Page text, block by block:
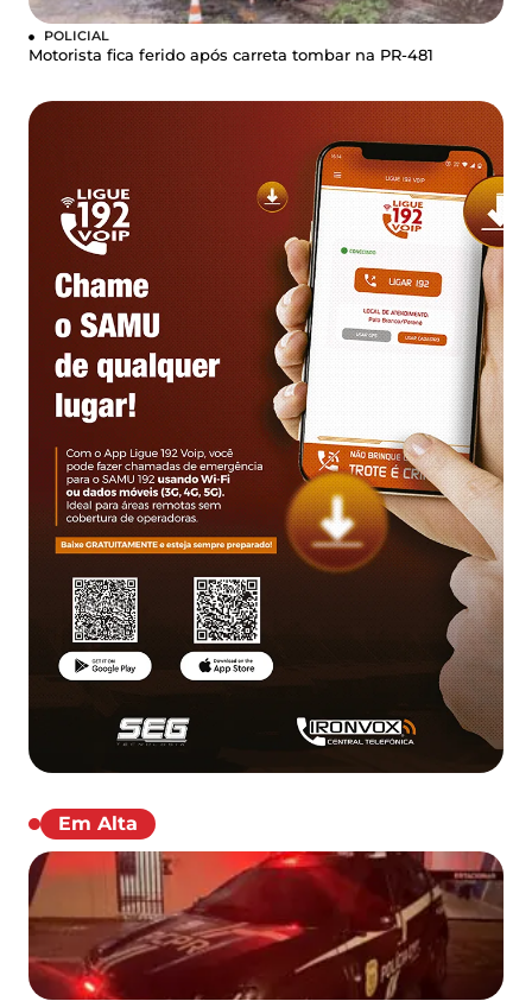
POLICIAL
Motorista fica ferido após carreta tombar na PR-481
Em Alta